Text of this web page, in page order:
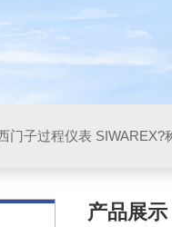
门子过程仪表 SIWAREX?
产品展示